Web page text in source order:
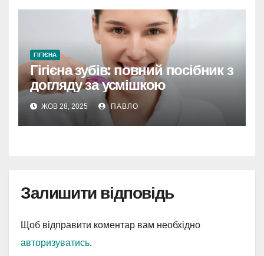
ГІГІЄНА
Гігієна зубів: повний посібник з
догляду за усмішкою
ЖОВ 28, 2025 ПАВЛО
Залишити відповідь
Щоб відправити коментар вам необхідно
авторизуватись.